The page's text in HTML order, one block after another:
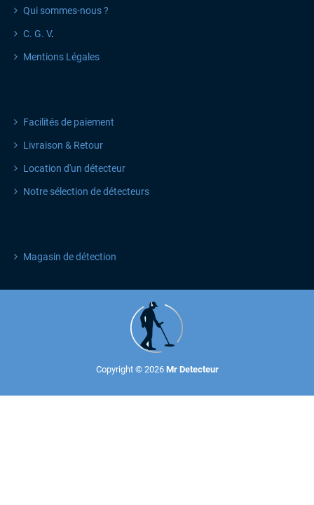
Qui sommes-nous ?
C. G. V.
Mentions Légales
Facilités de paiement
Livraison & Retour
Location d'un détecteur
Notre sélection de détecteurs
Magasin de détection
Copyright © 2026 Mr Detecteur